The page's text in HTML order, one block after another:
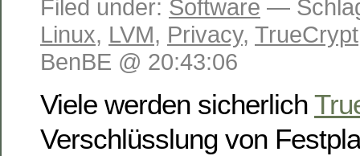
Filed under: Software —
Linux, LVM, Privacy, TrueCrypt
BenBE @ 20:43:06
Viele werden sicherlich
Verschlüsslung von